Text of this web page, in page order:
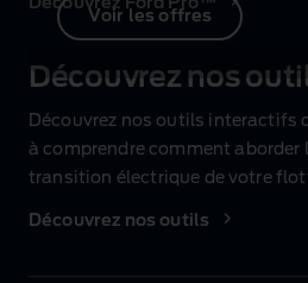
Voir les offres
Découvrez nos
Découvrez nos outils interactifs
à comprendre comment aborder
transition électrique de votre
Découvrez nos outils